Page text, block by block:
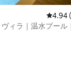
レビュ
4.94
ィラ｜温水プール｜